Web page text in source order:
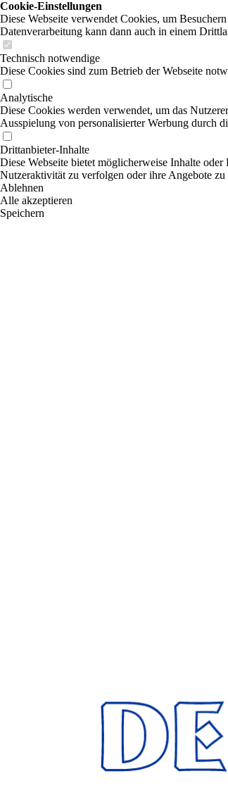
Cookie-Einstellungen
Diese Webseite verwendet Cookies, um
Datenverarbeitung kann dann auch in einem
Technisch notwendige
Diese Cookies sind zum Betrieb der Webseite
Analytische
Diese Cookies werden verwendet, um das
Ausspielung von personalisierter Werbung durch
Drittanbieter-Inhalte
Diese Webseite bietet möglicherweise Inhalte
Nutzeraktivität zu verfolgen oder ihre Angebote
Ablehnen
Alle akzeptieren
Speichern